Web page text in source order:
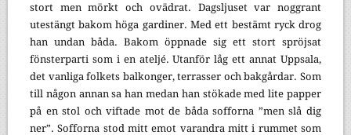
stort men mörkt och ovädrat. Dagsljuset var noggrant
utestängt bakom höga gardiner. Med ett bestämt ryck drog
han undan båda. Bakom öppnade sig ett stort spröjsat
fönsterparti som i en ateljé. Utanför låg ett annat Uppsala,
det vanliga folkets balkonger, terrasser och bakgårdar. Som
till någon annan sa han medan han stökade med lite papper
på en stol och viftade mot de båda sofforna ”men slå dig
ner”. Sofforna stod mitt emot varandra mitt i rummet som